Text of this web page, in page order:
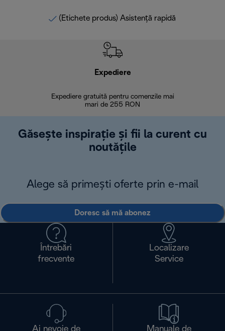
(Etichete produs) Asistență rapidă
Expediere
Expediere gratuită pentru comenzile mai
mari de 255 RON
Găsește inspirație și fii la curent cu
noutățile
Alege să primești oferte prin e-mail
Doresc să mă abonez
Întrebări
frecvente
Localizare
Service
Ai nevoie de Manuale de